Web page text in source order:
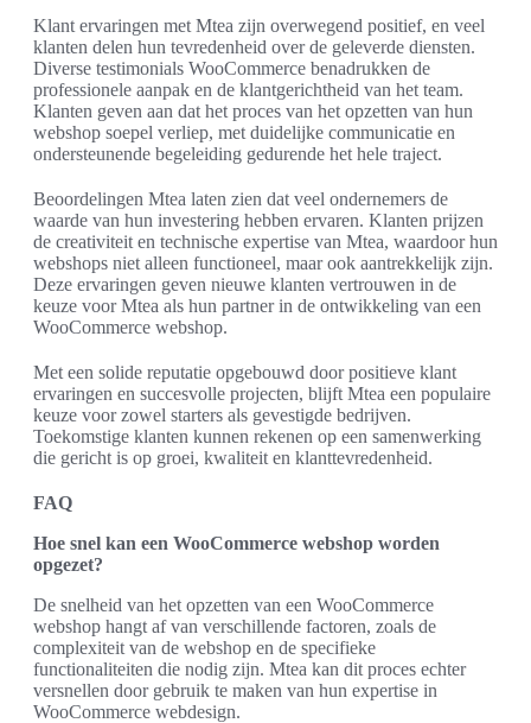
Klant ervaringen met Mtea zijn overwegend positief, en veel
klanten delen hun tevredenheid over de geleverde diensten.
Diverse testimonials WooCommerce benadrukken de
professionele aanpak en de klantgerichtheid van het team.
Klanten geven aan dat het proces van het opzetten van hun
webshop soepel verliep, met duidelijke communicatie en
ondersteunende begeleiding gedurende het hele traject.
Beoordelingen Mtea laten zien dat veel ondernemers de
waarde van hun investering hebben ervaren. Klanten prijzen
de creativiteit en technische expertise van Mtea, waardoor hun
webshops niet alleen functioneel, maar ook aantrekkelijk zijn.
Deze ervaringen geven nieuwe klanten vertrouwen in de
keuze voor Mtea als hun partner in de ontwikkeling van een
WooCommerce webshop.
Met een solide reputatie opgebouwd door positieve klant
ervaringen en succesvolle projecten, blijft Mtea een populaire
keuze voor zowel starters als gevestigde bedrijven.
Toekomstige klanten kunnen rekenen op een samenwerking
die gericht is op groei, kwaliteit en klanttevredenheid.
FAQ
Hoe snel kan een WooCommerce webshop worden
opgezet?
De snelheid van het opzetten van een WooCommerce
webshop hangt af van verschillende factoren, zoals de
complexiteit van de webshop en de specifieke
functionaliteiten die nodig zijn. Mtea kan dit proces echter
versnellen door gebruik te maken van hun expertise in
WooCommerce webdesign.